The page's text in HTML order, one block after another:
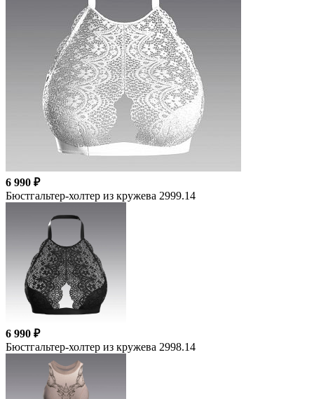
6 990 ₽
Бюстгальтер-холтер из кружева 2999.14
6 990 ₽
Бюстгальтер-холтер из кружева 2998.14